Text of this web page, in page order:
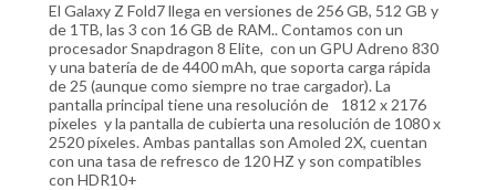
El Galaxy Z Fold7 llega en versiones de 256 GB, 512 GB y
de 1TB, las 3 con 16 GB de RAM.. Contamos con un
procesador Snapdragon 8 Elite, con un GPU Adreno 830
y una batería de de 4400 mAh, que soporta carga rápida
de 25 (aunque como siempre no trae cargador). La
pantalla principal tiene una resolución de
1812 x 2176
pixeles y la pantalla de cubierta una resolución de 1080 x
2520 píxeles. Ambas pantallas son Amoled 2X, cuentan
con una tasa de refresco de 120 HZ y son compatibles
con HDR10+